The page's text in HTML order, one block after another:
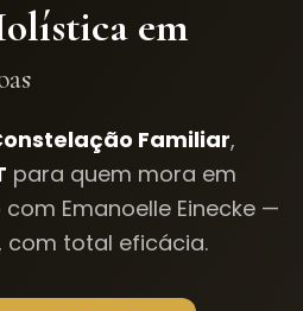
em
Familiar,
para quem mora em
Emanoelle Einecke —
com total eficácia.